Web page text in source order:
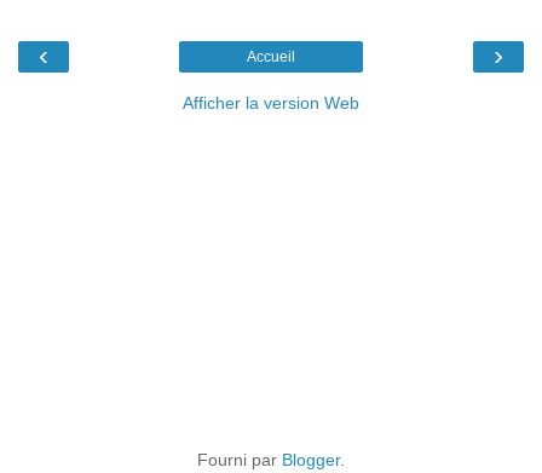
‹ ›
Accueil
Afficher la version Web
Fourni par Blogger.